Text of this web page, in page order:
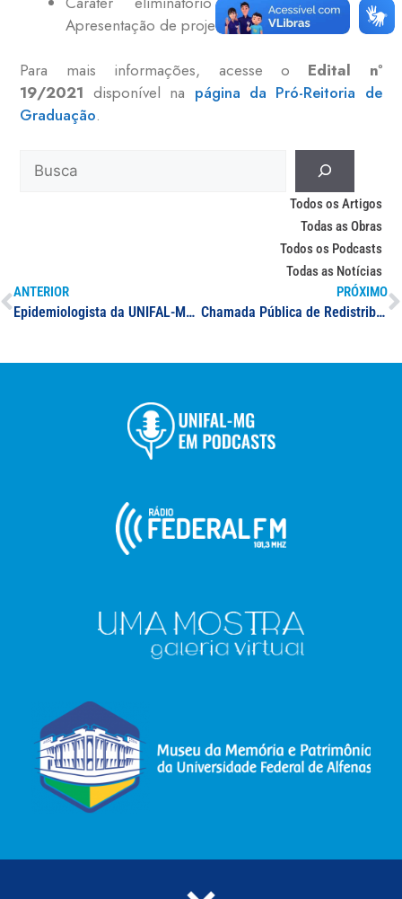
Apresentação de projeto.
Para mais informações, acesse o Edital nº
19/2021 disponível na página da Pró-Reitoria de
Graduação.
Todos os Artigos
Todas as Obras
Todos os Podcasts
Todas as Notícias
ANTERIOR
Epidemiologista da UNIFAL-MG explica fenômeno de decaimento da proteção vacinal em idosos
PRÓXIMO
Chamada Pública de Redistribuição de professor(a) Letras – Línguas Estrangeiras Modernas – Língua Inglesa